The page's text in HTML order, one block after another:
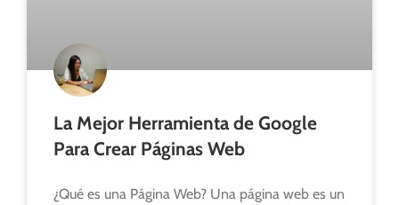
La Mejor Herramienta de Google
Para Crear Páginas Web
¿Qué es una Página Web? Una página web es un